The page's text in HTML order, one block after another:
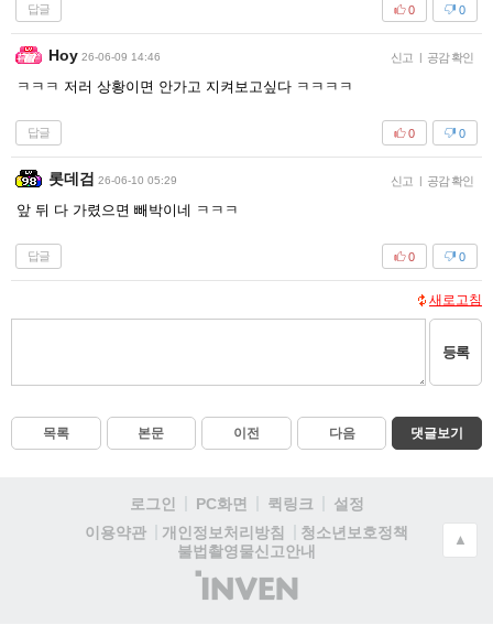
답글 0
0
Hoy 26-06-09 14:46 신고 | 공감 확인
ㅋㅋㅋ 저러 상황이면 안가고 지켜보고싶다 ㅋㅋㅋㅋ
답글 0
0
롯데검 26-06-10 05:29 신고 | 공감 확인
앞 뒤 다 가렸으면 빼박이네 ㅋㅋㅋ
답글 0
0
새로고침
등록
목록 본문 이전 다음 댓글보기
로그인 PC화면 퀵링크
설정
이용약관
개인정보처리방침
청소년보호정책
불법촬영물신고안내
(주)
인
▲